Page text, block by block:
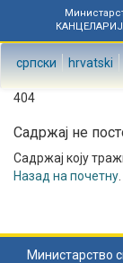
српски hrvatski
404
Садржај не
Садржај коју
Назад на почетну
Министарство